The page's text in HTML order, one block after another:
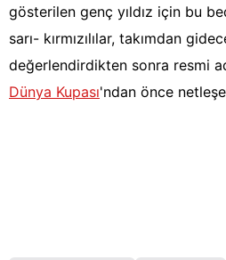
gösterilen genç yıldız için bu
sarı- kırmızılılar, takımdan
değerlendirdikten sonra resmi
Dünya Kupası'ndan önce